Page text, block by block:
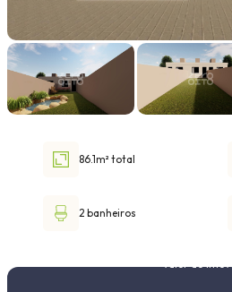
Faixa de valor
30.000,00até
86.1m² total
2 banheiros